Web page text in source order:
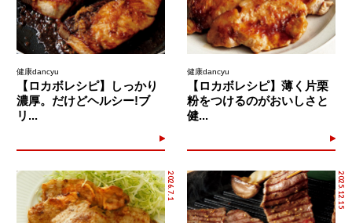
健康dancyu
【ロカボレシピ】しっかり
濃厚。だけどヘルシー!ブ
リ...
健康dancyu
【ロカボレシピ】薄く片栗
粉をつけるのがおいしさと
健...
2026.7.1 2025.12.15